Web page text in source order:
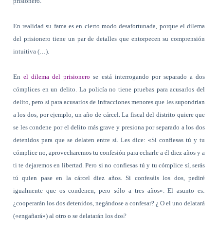
En realidad su fama es en cierto modo desafortunada, porque el dilema
del prisionero tiene un par de detalles que entorpecen su comprensión
intuitiva (…).
En el dilema del prisionero se está interrogando por separado a dos
cómplices en un delito. La policía no tiene pruebas para acusarlos del
delito, pero sí para acusarlos de infracciones menores que les supondrían
a los dos, por ejemplo, un año de cárcel. La fiscal del distrito quiere que
se les condene por el delito más grave y presiona por separado a los dos
detenidos para que se delaten entre sí. Les dice: «Si confiesas tú y tu
cómplice no, aprovecharemos tu confesión para echarle a él diez años y a
ti te dejaremos en libertad. Pero si no confiesas tú y tu cómplice sí, serás
tú quien pase en la cárcel diez años. Si confesáis los dos, pediré
igualmente que os condenen, pero sólo a tres años». El asunto es:
¿cooperarán los dos detenidos, negándose a confesar? ¿ O el uno delatará
(«engañará») al otro o se delatarán los dos?